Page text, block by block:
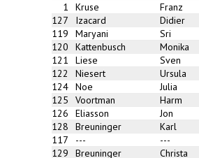
1
Kruse Franz
127
Izacard Didier
119
Maryani Sri
120
Kattenbusch Monika
121
Liese Sven
122
Niesert Ursula
124 Noe Julia
125
Voortman Harm
126
Eliasson Jon
128
Breuninger Karl
117
--- ---
129
Breuninger Christa